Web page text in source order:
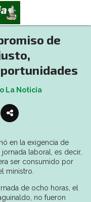
de
La Noticia
en la exigencia de
laboral, es decir,
ser consumido por
ministro.
de ocho horas, el
no fueron